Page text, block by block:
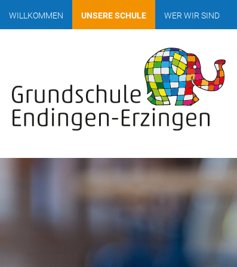
WILLKOMMEN UNSERE SCHULE WER WIR SIND